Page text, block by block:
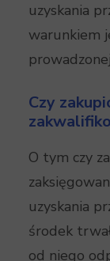
uzyskania
warunkiem
Czy
O tym czy
uzyskania
środek
od niego